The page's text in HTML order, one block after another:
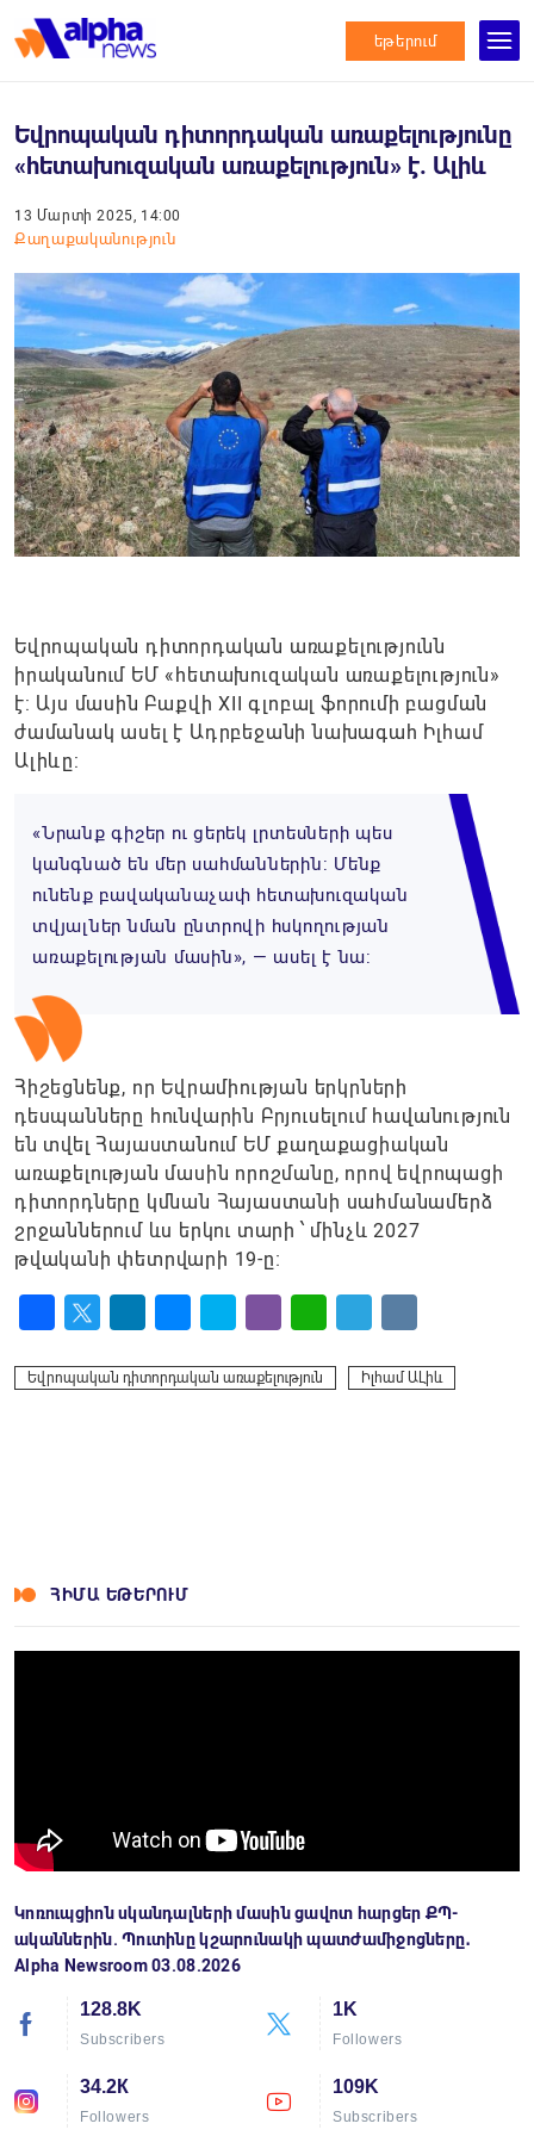
եթերում
Եվրոպական դիտորդական առաքելությունը
«հետախուզական առաքելություն» է. Ալիև
13 Մարտի 2025, 14:00
Քաղաքականություն
Եվրոպական դիտորդական առաքելությունն
իրականում ԵՄ «հետախուզական առաքելություն»
է: Այս մասին Բաքվի XII գլոբալ ֆորումի բացման
ժամանակ ասել է Ադրբեջանի նախագահ Իլհամ
Ալիևը:
«Նրանք գիշեր ու ցերեկ լրտեսների պես
կանգնած են մեր սահմաններին: Մենք
ունենք բավականաչափ հետախուզական
տվյալներ նման ընտրովի հսկողության
առաքելության մասին», — ասել է նա:
Հիշեցնենք, որ Եվրամիության երկրների
դեսպանները հունվարին Բրյուսելում հավանություն
են տվել Հայաստանում ԵՄ քաղաքացիական
առաքելության մասին որոշմանը, որով եվրոպացի
դիտորդները կմնան Հայաստանի սահմանամերձ
շրջաններում ևս երկու տարի ՝ մինչև 2027
թվականի փետրվարի 19-ը։
Եվրոպական դիտորդական առաքելություն Իլհամ ԱԼիև
ՀԻՄԱ ԵԹԵՐՈՒՄ
Կոռուպցիոն սկանդալների մասին ցավոտ հարցեր ՔՊ-
ականներին. Պուտինը կշարունակի պատժամիջոցները․
Alpha Newsroom 03.08.2026
128.8K
Subscribers
1K
Followers
34.2К
Followers
109K
Subscribers